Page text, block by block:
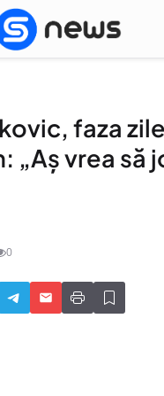
faza
„Aș vrea să
0